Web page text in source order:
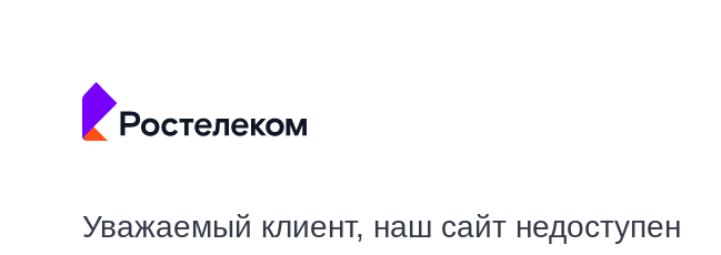
Уважаемый клиент, наш сайт недоступен